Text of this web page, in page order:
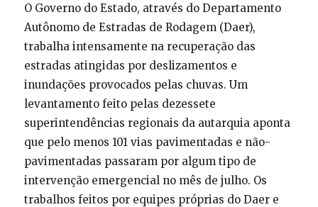
O Governo do Estado, através do Departamento
Autônomo de Estradas de Rodagem (Daer),
trabalha intensamente na recuperação das
estradas atingidas por deslizamentos e
inundações provocados pelas chuvas. Um
levantamento feito pelas dezessete
superintendências regionais da autarquia aponta
que pelo menos 101 vias pavimentadas e não-
pavimentadas passaram por algum tipo de
intervenção emergencial no mês de julho. Os
trabalhos feitos por equipes próprias do Daer e